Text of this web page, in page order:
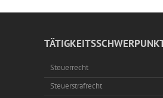
Steuerrecht
Steuerstrafrecht